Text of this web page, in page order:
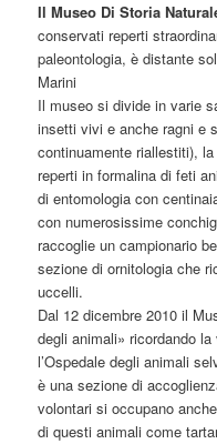
Il Museo Di Storia
conservati reperti
paleontologia, è distante
Marini
Il museo si divide in varie
insetti vivi e anche ragni e
continuamente riallestiti),
reperti in formalina di feti
di entomologia con
con numerosissime
raccoglie un campionario
sezione di ornitologia che
uccelli.
Dal 12 dicembre 2010 il
degli animali» ricordando
l’Ospedale degli animali
è una sezione di
volontari si occupano
di questi animali come